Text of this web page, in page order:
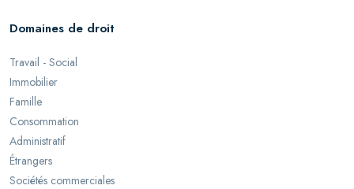
Domaines de droit
Travail - Social
Immobilier
Famille
Consommation
Administratif
Étrangers
Sociétés commerciales